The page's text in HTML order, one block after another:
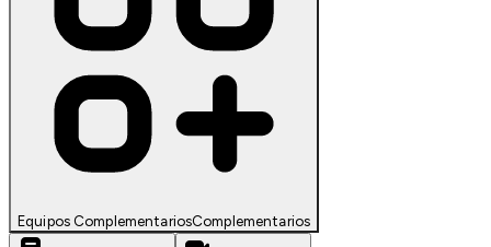
Equipos ComplementariosComplementarios